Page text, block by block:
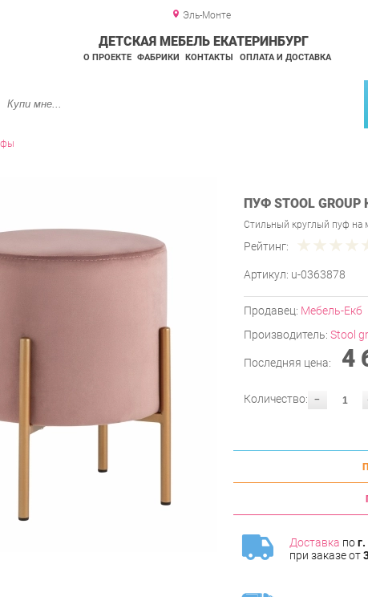
Эль-Монте
ДЕТСКАЯ МЕБЕЛЬ ЕКАТЕРИНБУРГ
О ПРОЕКТЕ ФАБРИКИ КОНТАКТЫ ОПЛАТА И ДОСТАВКА
ПУФ STOOL
Стильный круглый пуф на
Рейтинг:
Артикул: u-0363878
Продавец: Мебель-Екб
Производитель: Stool
Последняя цена: 4
-
Количество:
Доставка по
при заказе от